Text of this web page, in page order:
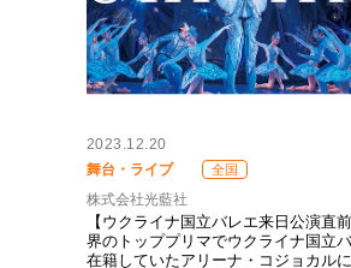
2023.12.20
舞台・ライブ
全国
株式会社光藍社
【ウクライナ国立バレエ来日公演直
界のトッププリマでウクライナ国立
在籍していたアリーナ・コジョカル